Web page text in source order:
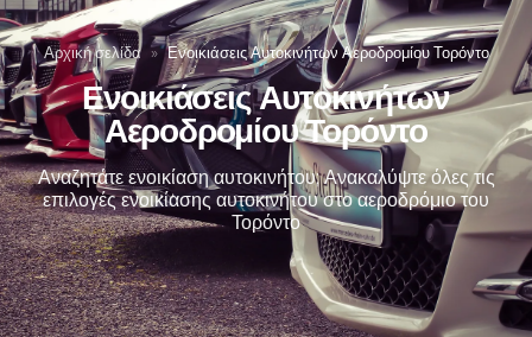
Αρχική σελίδα » Ενοικιάσεις Αυτοκινήτων Αεροδρομίου Τορόντο
Ενοικιάσεις Αυτοκινήτων
Αεροδρομίου Τορόντο
Αναζητάτε ενοικίαση αυτοκινήτου; Ανακαλύψτε όλες τις
επιλογές ενοικίασης αυτοκινήτου στο αεροδρόμιο του
Τορόντο